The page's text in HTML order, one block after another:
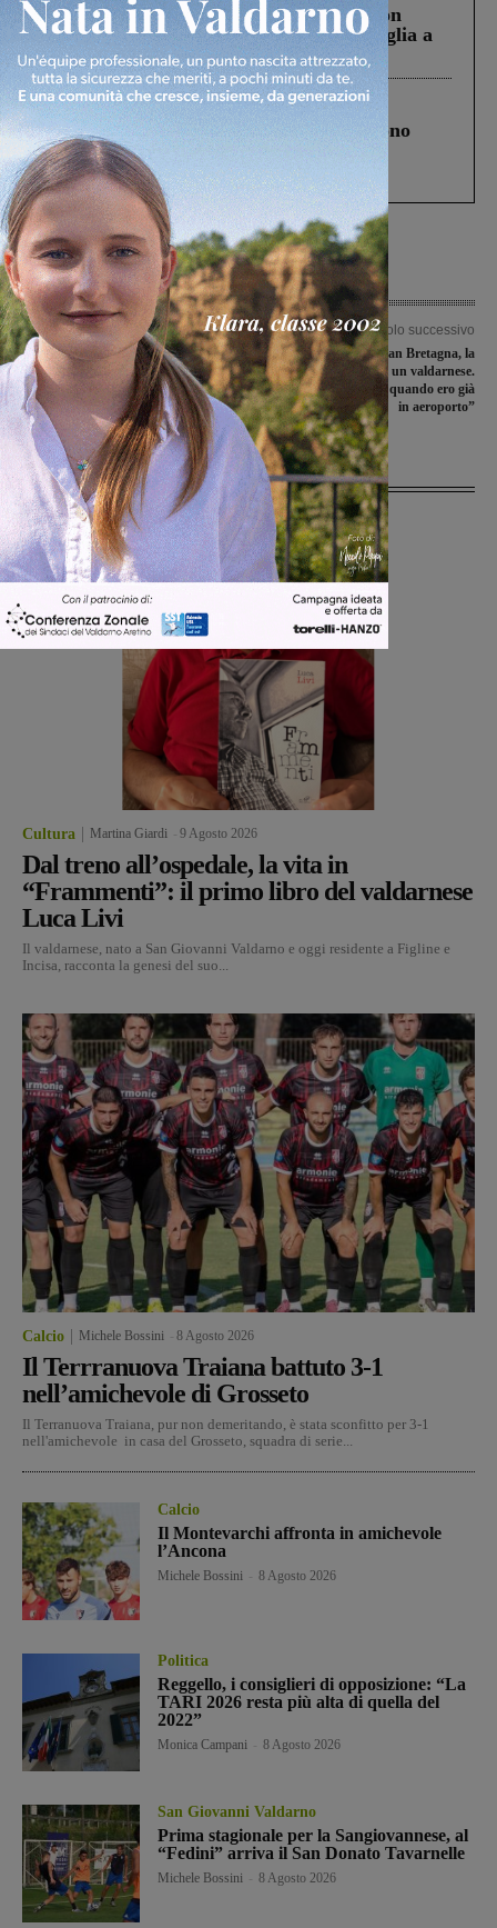
Scomparso da una struttura di Castiglion
Fiorentino l’uomo che aveva ucciso la figlia a
Levane nel 2020
Cronaca 4 Agosto 2026
Un anno fa la strage in A1 in cui morirono
Gianni, Giulia e Franco. Lo schianto, il
processo, lo stop ai sorpassi fra tir....
Articolo precedente
Presentato “Sirio Sarchi. Una vita con
gli altri. Raccolta di testimonianze nel
centenario della nascita
Articolo successivo
Stop ai voli dalla Gran Bretagna, la
testimonianza di un valdarnese.
“Rimandato indietro quando ero già
in aeroporto”
Ultime Notizie
Cultura Martina Giardi 9 Agosto 2026
Dal treno all’ospedale, la vita in
“Frammenti”: il primo libro del valdarnese
Luca Livi
Il valdarnese, nato a San Giovanni Valdarno e oggi residente a Figline e
Incisa, racconta la genesi del suo...
Calcio Michele Bossini 8 Agosto 2026
Il Terrranuova Traiana battuto 3-1
nell’amichevole di Grosseto
Il Terranuova Traiana, pur non demeritando, è stata sconfitto per 3-1
nell'amichevole in casa del Grosseto, squadra di serie...
Calcio
Il Montevarchi affronta in amichevole
l’Ancona
Michele Bossini 8 Agosto 2026
Politica
Reggello, i consiglieri di opposizione: “La
TARI 2026 resta più alta di quella del
2022”
Monica Campani 8 Agosto 2026
San Giovanni Valdarno
Prima stagionale per la Sangiovannese, al
“Fedini” arriva il San Donato Tavarnelle
Michele Bossini 8 Agosto 2026